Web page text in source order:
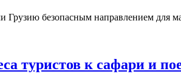
Грузию безопасным направлением для
туристов к сафари и